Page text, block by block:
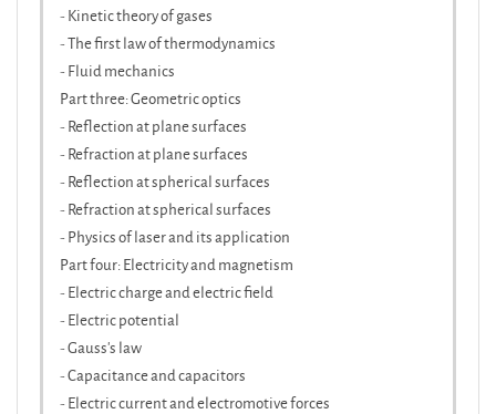
- Kinetic theory of gases
- The first law of thermodynamics
- Fluid mechanics
Part three: Geometric optics
- Reflection at plane surfaces
- Refraction at plane surfaces
- Reflection at spherical surfaces
- Refraction at spherical surfaces
- Physics of laser and its application
Part four: Electricity and magnetism
- Electric charge and electric field
- Electric potential
- Gauss's law
- Capacitance and capacitors
- Electric current and electromotive forces